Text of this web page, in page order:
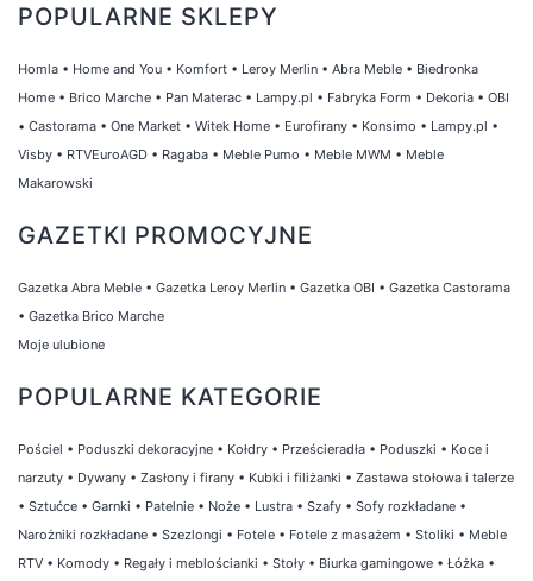
POPULARNE SKLEPY
Homla • Home and You • Komfort • Leroy Merlin • Abra Meble • Biedronka
Home • Brico Marche • Pan Materac • Lampy.pl • Fabryka Form • Dekoria • OBI
• Castorama • One Market • Witek Home • Eurofirany • Konsimo • Lampy.pl •
Visby • RTVEuroAGD • Ragaba • Meble Pumo • Meble MWM • Meble
Makarowski
GAZETKI PROMOCYJNE
Gazetka Abra Meble • Gazetka Leroy Merlin • Gazetka OBI • Gazetka Castorama
• Gazetka Brico Marche
Moje ulubione
POPULARNE KATEGORIE
Pościel • Poduszki dekoracyjne • Kołdry • Prześcieradła • Poduszki • Koce i
narzuty • Dywany • Zasłony i firany • Kubki i filiżanki • Zastawa stołowa i talerze
• Sztućce • Garnki • Patelnie • Noże • Lustra • Szafy • Sofy rozkładane •
Narożniki rozkładane • Szezlongi • Fotele • Fotele z masażem • Stoliki • Meble
RTV • Komody • Regały i meblościanki • Stoły • Biurka gamingowe • Łóżka •